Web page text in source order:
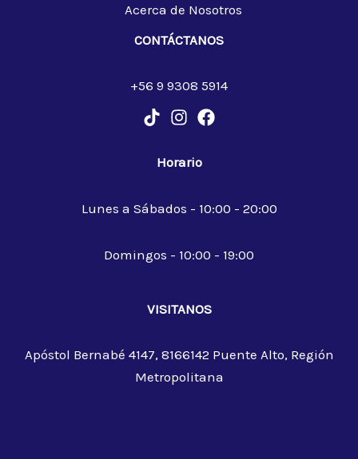
Acerca de Nosotros
CONTÁCTANOS
+56 9 9308 5914
Horario
Lunes a Sábados - 10:00 - 20:00
Domingos - 10:00 - 19:00
VISITANOS
Apóstol Bernabé 4147, 8166142 Puente Alto, Región
Metropolitana